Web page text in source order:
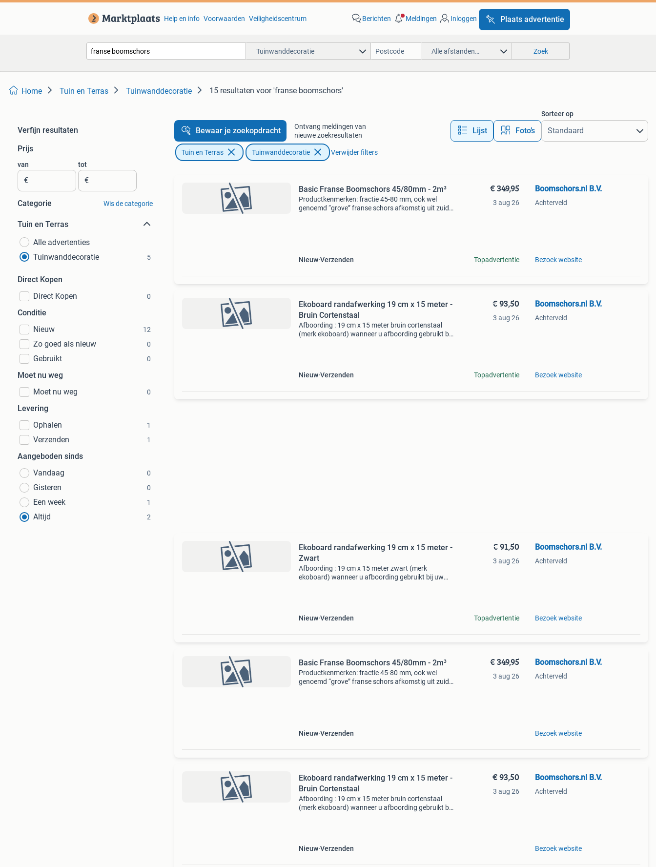
Help en info Voorwaarden Veiligheidscentrum Berichten Meldingen Inloggen Plaats advertentie
Tuinwanddecoratie Alle afstanden… Zoek
Home Tuin en Terras Tuinwanddecoratie 15 resultaten voor 'franse boomschors'
Verfijn resultaten
Prijs
van
€
tot
€
Categorie Wis de categorie
Tuin en Terras
Alle advertenties
Tuinwanddecoratie
5
Direct Kopen
Direct Kopen
0
Conditie
Nieuw
12
Zo goed als nieuw 0
Gebruikt 0
Moet nu weg
Moet nu weg
0
Levering
Ophalen
1
Verzenden 1
Aangeboden sinds
Vandaag
0
Gisteren 0
Een week 1
Altijd 2
Bewaar je zoekopdracht
Ontvang meldingen van
nieuwe zoekresultaten
Lijst Foto’s
Sorteer op
Tuin en Terras Tuinwanddecoratie Verwijder filters
Basic Franse Boomschors 45/80mm - 2m³
Productkenmerken: fractie 45-80 mm, ook wel
genoemd “grove” franse schors afkomstig uit zuid-
Nieuw Verzenden
€ 349,95
3 aug 26
Topadvertentie
Boomschors.nl B.V.
Achterveld
Bezoek website
Ekoboard randafwerking 19 cm x 15 meter -
Bruin Cortenstaal
Afboording : 19 cm x 15 meter bruin cortenstaal
(merk ekoboard) wanneer u afboording gebruikt bij
Nieuw Verzenden
€ 93,50
3 aug 26
Topadvertentie
Boomschors.nl B.V.
Achterveld
Bezoek website
Ekoboard randafwerking 19 cm x 15 meter -
Zwart
Afboording : 19 cm x 15 meter zwart (merk
ekoboard) wanneer u afboording gebruikt bij uw
Nieuw Verzenden
€ 91,50
3 aug 26
Topadvertentie
Boomschors.nl B.V.
Achterveld
Bezoek website
Basic Franse Boomschors 45/80mm - 2m³
Productkenmerken: fractie 45-80 mm, ook wel
genoemd “grove” franse schors afkomstig uit zuid-
Nieuw Verzenden
€ 349,95
3 aug 26
Boomschors.nl B.V.
Achterveld
Bezoek website
Ekoboard randafwerking 19 cm x 15 meter -
Bruin Cortenstaal
Afboording : 19 cm x 15 meter bruin cortenstaal
(merk ekoboard) wanneer u afboording gebruikt bij
Nieuw Verzenden
€ 93,50
3 aug 26
Boomschors.nl B.V.
Achterveld
Bezoek website